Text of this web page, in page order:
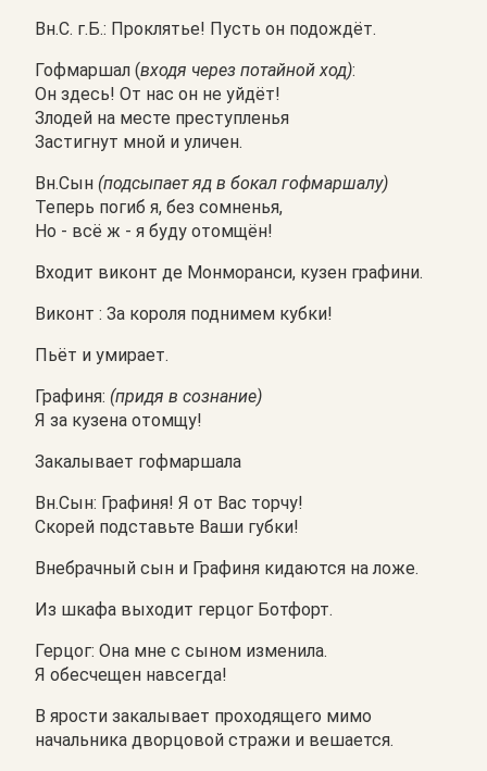
Вн.С. г.Б.: Проклятье! Пусть он подождёт.
Гофмаршал (входя через потайной ход):
Он здесь! От нас он не уйдёт!
Злодей на месте преступленья
Застигнут мной и уличен.
Вн.Сын (подсыпает яд в бокал гофмаршалу)
Теперь погиб я, без сомненья,
Но - всё ж - я буду отомщён!
Входит виконт де Монморанси, кузен графини.
Виконт : За короля поднимем кубки!
Пьёт и умирает.
Графиня: (придя в сознание)
Я за кузена отомщу!
Закалывает гофмаршала
Вн.Сын: Графиня! Я от Вас торчу!
Скорей подставьте Ваши губки!
Внебрачный сын и Графиня кидаются на ложе.
Из шкафа выходит герцог Ботфорт.
Герцог: Она мне с сыном изменила.
Я обесчещен навсегда!
В ярости закалывает проходящего мимо
начальника дворцовой стражи и вешается.